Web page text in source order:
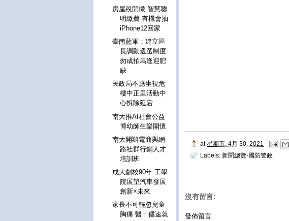
at 星期五, 4月 30, 2021
Labels: 新聞總覽-國防警政
沒有留言:
發佈留言
房屋稅開徵 智慧聰
明繳費 有機會抽
iPhone12回家
臺南藍軍：建立區
長調動遴選制度
勿成拍馬逢迎肥
缺
民政局不應坐視危
樓中正里活動中
心拆除延宕
南大推AI社會公益
博幼師生樂開懷
南大開辦電商與網
路社群行銷人才
培訓班
成大創校90年 工學
院展望汽車發展
創新×未來
家長不可輕忽兒童
胸痛 醫：儘速就